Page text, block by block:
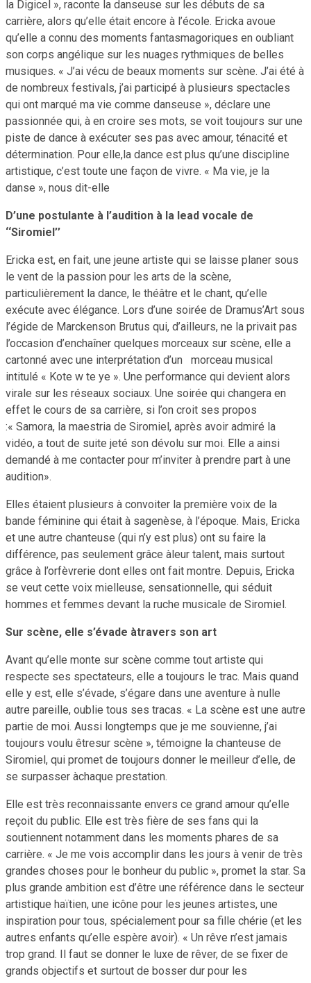
la Digicel », raconte la danseuse sur les débuts de sa
carrière, alors qu’elle était encore à l’école. Ericka avoue
qu’elle a connu des moments fantasmagoriques en oubliant
son corps angélique sur les nuages rythmiques de belles
musiques. « J’ai vécu de beaux moments sur scène. J’ai été à
de nombreux festivals, j’ai participé à plusieurs spectacles
qui ont marqué ma vie comme danseuse », déclare une
passionnée qui, à en croire ses mots, se voit toujours sur une
piste de dance à exécuter ses pas avec amour, ténacité et
détermination. Pour elle,la dance est plus qu’une discipline
artistique, c’est toute une façon de vivre. « Ma vie, je la
danse », nous dit-elle
D’une postulante à l’audition à la lead vocale de
‘‘Siromiel’’
Ericka est, en fait, une jeune artiste qui se laisse planer sous
le vent de la passion pour les arts de la scène,
particulièrement la dance, le théâtre et le chant, qu’elle
exécute avec élégance. Lors d’une soirée de Dramus’Art sous
l’égide de Marckenson Brutus qui, d’ailleurs, ne la privait pas
l’occasion d’enchaîner quelques morceaux sur scène, elle a
cartonné avec une interprétation d’un morceau musical
intitulé « Kote w te ye ». Une performance qui devient alors
virale sur les réseaux sociaux. Une soirée qui changera en
effet le cours de sa carrière, si l’on croit ses propos
:« Samora, la maestria de Siromiel, après avoir admiré la
vidéo, a tout de suite jeté son dévolu sur moi. Elle a ainsi
demandé à me contacter pour m’inviter à prendre part à une
audition».
Elles étaient plusieurs à convoiter la première voix de la
bande féminine qui était à sagenèse, à l’époque. Mais, Ericka
et une autre chanteuse (qui n’y est plus) ont su faire la
différence, pas seulement grâce àleur talent, mais surtout
grâce à l’orfèvrerie dont elles ont fait montre. Depuis, Ericka
se veut cette voix mielleuse, sensationnelle, qui séduit
hommes et femmes devant la ruche musicale de Siromiel.
Sur scène, elle s’évade àtravers son art
Avant qu’elle monte sur scène comme tout artiste qui
respecte ses spectateurs, elle a toujours le trac. Mais quand
elle y est, elle s’évade, s’égare dans une aventure à nulle
autre pareille, oublie tous ses tracas. « La scène est une autre
partie de moi. Aussi longtemps que je me souvienne, j’ai
toujours voulu êtresur scène », témoigne la chanteuse de
Siromiel, qui promet de toujours donner le meilleur d’elle, de
se surpasser àchaque prestation.
Elle est très reconnaissante envers ce grand amour qu’elle
reçoit du public. Elle est très fière de ses fans qui la
soutiennent notamment dans les moments phares de sa
carrière. « Je me vois accomplir dans les jours à venir de très
grandes choses pour le bonheur du public », promet la star. Sa
plus grande ambition est d’être une référence dans le secteur
artistique haïtien, une icône pour les jeunes artistes, une
inspiration pour tous, spécialement pour sa fille chérie (et les
autres enfants qu’elle espère avoir). « Un rêve n’est jamais
trop grand. Il faut se donner le luxe de rêver, de se fixer de
grands objectifs et surtout de bosser dur pour les